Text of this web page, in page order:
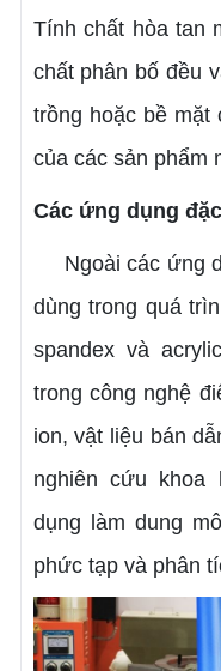
Tính chất hòa tan
chất phân bố đều
trồng hoặc bề mặt
của các sản phẩm
Các ứng dụng
Ngoài các ứng
dùng trong quá
spandex và
trong công nghệ
ion, vật liệu bán
nghiên cứu khoa
dụng làm dung
phức tạp và phân